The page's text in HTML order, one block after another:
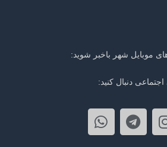
موبایل شهر باخبر شوید:
دنبال کنید: